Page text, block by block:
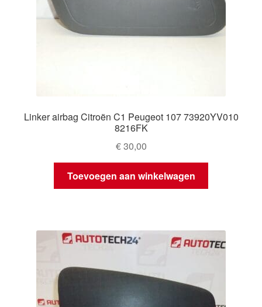
Linker airbag Citroën C1 Peugeot 107 73920YV010
8216FK
€30,00
Toevoegen aan winkelwagen